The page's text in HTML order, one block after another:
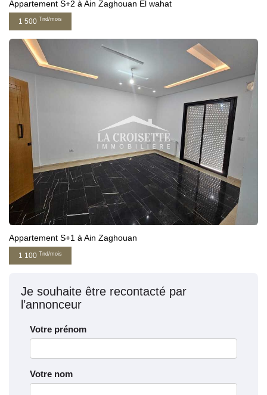
Appartement S+2 à Ain Zaghouan El wahat
1 500 Tnd/mois
Appartement S+1 à Ain Zaghouan
1 100 Tnd/mois
Je souhaite être recontacté par
l’annonceur
Votre prénom
Votre nom